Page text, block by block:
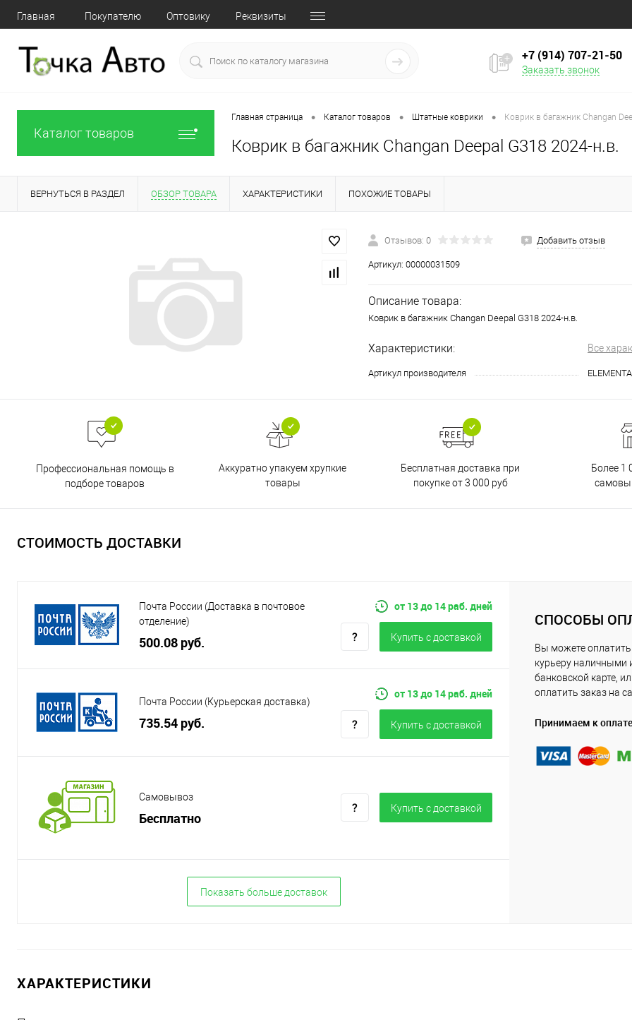
Главная Покупателю Оптовику Реквизиты
+7 (914) 707‒21‒50
Заказать звонок
Каталог товаров
Главная страница • Каталог товаров • Штатные коврики • Коврик в багажник Changan
Коврик в багажник Changan Deepal G318 2024-н.в.
ВЕРНУТЬСЯ В РАЗДЕЛ ОБЗОР ТОВАРА ХАРАКТЕРИСТИКИ ПОХОЖИЕ ТОВАРЫ
Отзывов: 0 Добавить отзыв
Артикул: 00000031509
Описание товара:
Коврик в багажник Changan Deepal G318 2024-н.в.
Характеристики: Все
Артикул производителя
Профессиональная помощь в
подборе товаров
Аккуратно упакуем хрупкие
товары
Бесплатная доставка при
покупке от 3 000 руб
Более 1
СТОИМОСТЬ ДОСТАВКИ
Почта России (Доставка в почтовое
отделение)
500.08 руб.
от 13 до 14 раб. дней
Купить c доставкой
Почта России (Курьерская доставка)
735.54 руб.
от 13 до 14 раб. дней
Купить c доставкой
Самовывоз
Бесплатно
Купить c доставкой
Показать больше доставок
СПОСОБЫ
Вы можете оплатить
курьеру наличными
банковской карте,
оплатить заказ на
Принимаем к оплате
ХАРАКТЕРИСТИКИ